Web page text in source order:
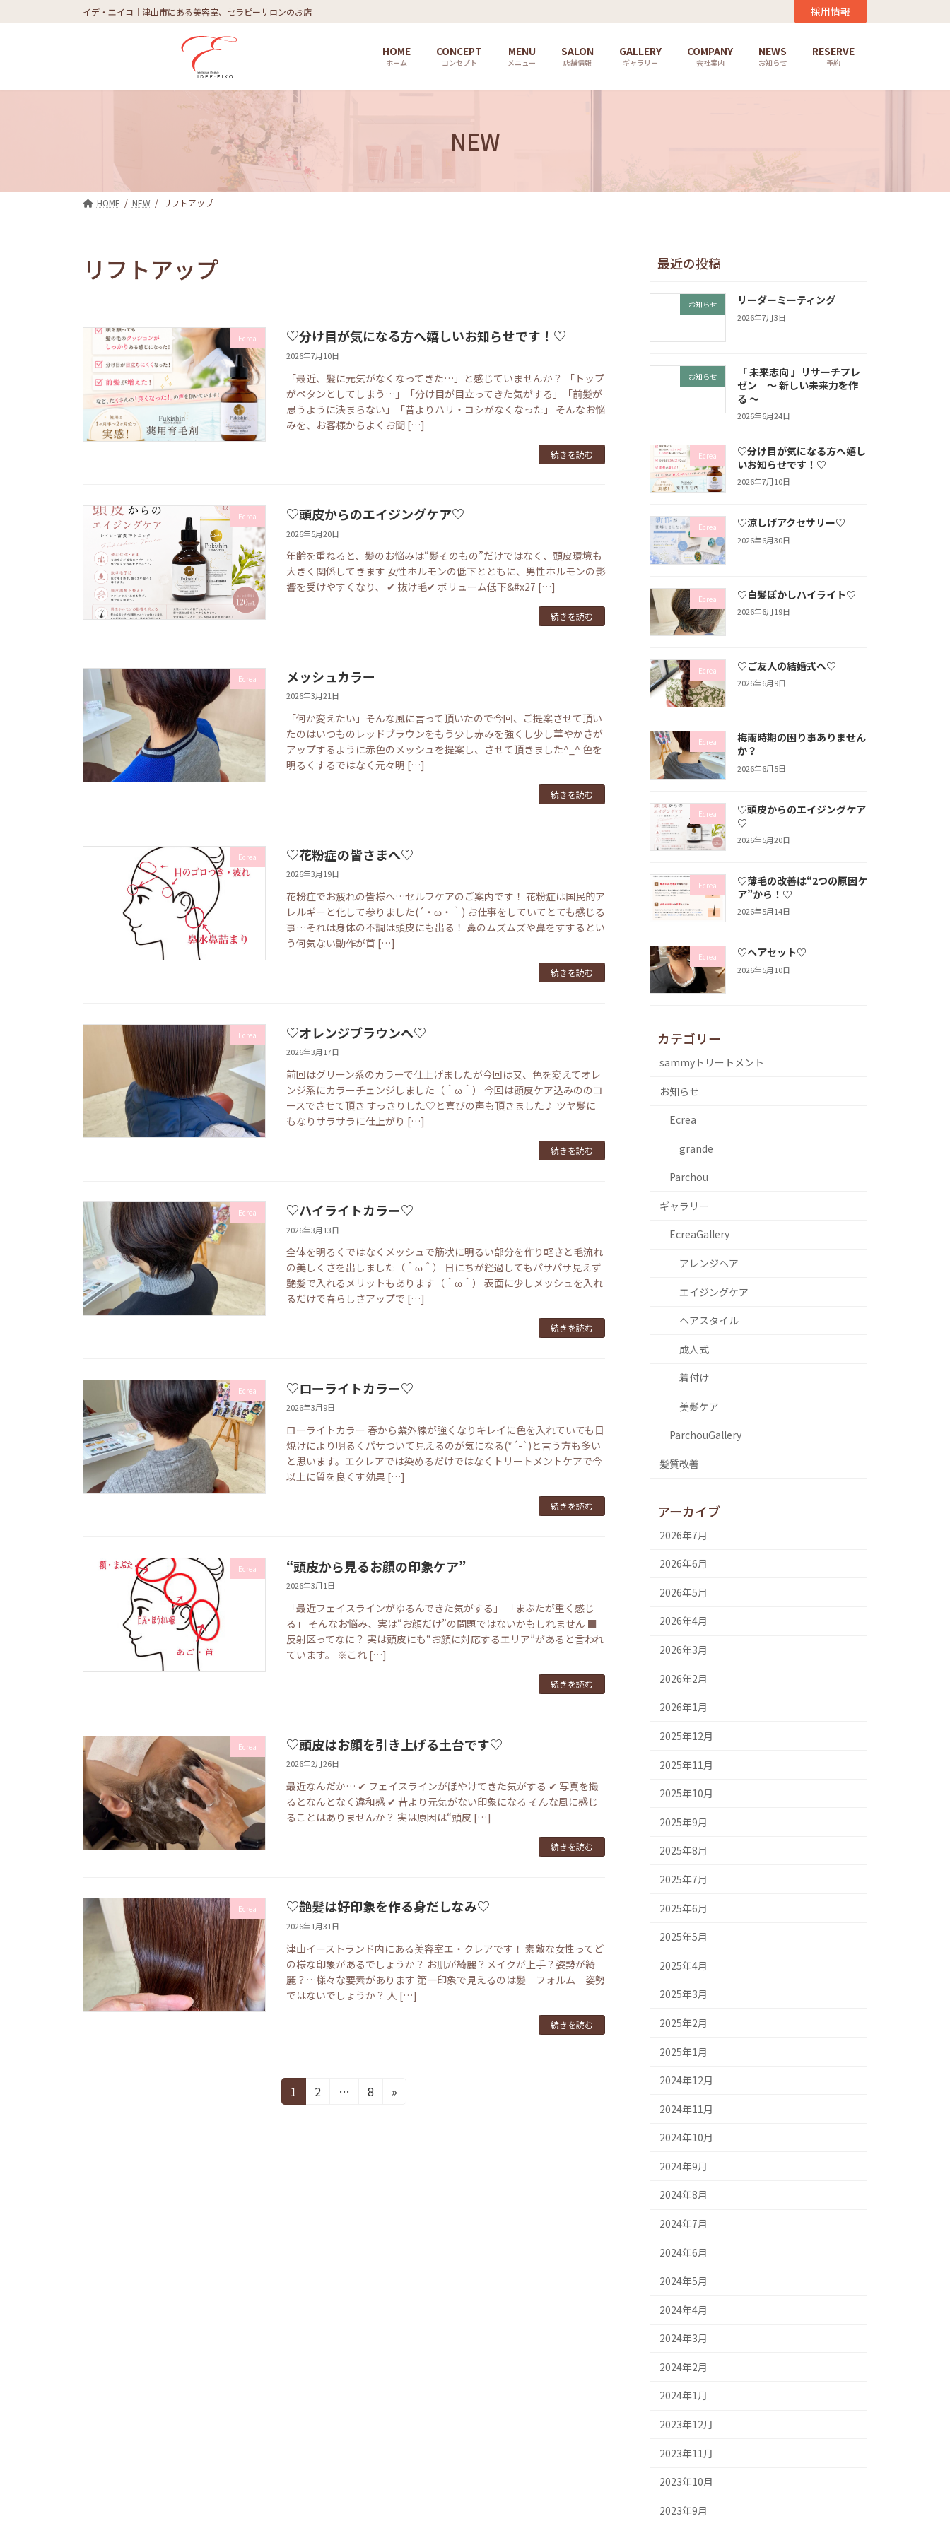
ン
へ
ビ
ョ
イデ・エイコ｜津山市にある美容室、セラピーサロンのお店 採用情報
HOME
ホーム
CONCEPT
コンセプト
MENU
メニュー
SALON
店舗情報
GALLERY
ギャラリー
COMPANY
会社案内
NEWS
お知らせ
RESERVE
予約
NEW
HOME NEW リフトアップ
リフトアップ
Ecrea ♡分け目が気になる方へ嬉しいお知らせです！♡
2026年7月10日
「最近、髪に元気がなくなってきた…」と感じていませんか？ 「トップ
がペタンとしてしまう…」「分け目が目立ってきた気がする」「前髪が
思うように決まらない」「昔よりハリ・コシがなくなった」 そんなお悩
みを、お客様からよくお聞 […]
続きを読む
Ecrea ♡頭皮からのエイジングケア♡
2026年5月20日
年齢を重ねると、髪のお悩みは“髪そのもの”だけではなく、頭皮環境も
大きく関係してきます 女性ホルモンの低下とともに、男性ホルモンの影
響を受けやすくなり、 ✔ 抜け毛✔ ボリューム低下&#x27 […]
続きを読む
Ecrea メッシュカラー
2026年3月21日
「何か変えたい」そんな風に言って頂いたので今回、ご提案させて頂い
たのはいつものレッドブラウンをもう少し赤みを強くし少し華やかさが
アップするように赤色のメッシュを提案し、させて頂きました^_^ 色を
明るくするではなく元々明 […]
続きを読む
Ecrea ♡花粉症の皆さまへ♡
2026年3月19日
花粉症でお疲れの皆様へ…セルフケアのご案内です！ 花粉症は国民的ア
レルギーと化して参りました(´・ω・｀) お仕事をしていてとても感じる
事…それは身体の不調は頭皮にも出る！ 鼻のムズムズや鼻をすするとい
う何気ない動作が首 […]
続きを読む
Ecrea ♡オレンジブラウンへ♡
2026年3月17日
前回はグリーン系のカラーで仕上げましたが今回は又、色を変えてオレ
ンジ系にカラーチェンジしました（＾ω＾） 今回は頭皮ケア込みののコ
ースでさせて頂き すっきりした♡と喜びの声も頂きました♪ ツヤ髪に
もなりサラサラに仕上がり […]
続きを読む
Ecrea ♡ハイライトカラー♡
2026年3月13日
全体を明るくではなくメッシュで筋状に明るい部分を作り軽さと毛流れ
の美しくさを出しました（＾ω＾） 日にちが経過してもパサパサ見えず
艶髪で入れるメリットもあります（＾ω＾） 表面に少しメッシュを入れ
るだけで春らしさアップで […]
続きを読む
Ecrea ♡ローライトカラー♡
2026年3月9日
ローライトカラー 春から紫外線が強くなりキレイに色を入れていても日
焼けにより明るくパサついて見えるのが気になる(*´-`)と言う方も多い
と思います。エクレアでは染めるだけではなくトリートメントケアで今
以上に質を良くす効果 […]
続きを読む
Ecrea “頭皮から見るお顔の印象ケア”
2026年3月1日
「最近フェイスラインがゆるんできた気がする」 「まぶたが重く感じ
る」 そんなお悩み、実は“お顔だけ”の問題ではないかもしれません ■
反射区ってなに？ 実は頭皮にも“お顔に対応するエリア”があると言われ
ています。 ※これ […]
続きを読む
Ecrea ♡頭皮はお顔を引き上げる土台です♡
2026年2月26日
最近なんだか… ✔ フェイスラインがぼやけてきた気がする ✔ 写真を撮
るとなんとなく違和感 ✔ 昔より元気がない印象になる そんな風に感じ
ることはありませんか？ 実は原因は“頭皮 […]
続きを読む
Ecrea ♡艶髪は好印象を作る身だしなみ♡
2026年1月31日
津山イーストランド内にある美容室エ・クレアです！ 素敵な女性ってど
の様な印象があるでしょうか？ お肌が綺麗？メイクが上手？姿勢が綺
麗？…様々な要素があります 第一印象で見えるのは髪 フォルム 姿勢
ではないでしょうか？ 人 […]
続きを読む
固
定
1
固
2 …
固
8 »
最近の投稿
お知らせ リーダーミーティング
2026年7月3日
お知らせ
「 未来志向 」リサーチプレ
ゼン ～ 新しい未来力を作
る ～
2026年6月24日
Ecrea
♡分け目が気になる方へ嬉し
いお知らせです！♡
2026年7月10日
Ecrea ♡涼しげアクセサリー♡
2026年6月30日
Ecrea ♡白髪ぼかしハイライト♡
2026年6月19日
Ecrea ♡ご友人の結婚式へ♡
2026年6月9日
Ecrea
梅雨時期の困り事ありません
か？
2026年6月5日
Ecrea
♡頭皮からのエイジングケア
♡
2026年5月20日
Ecrea
♡薄毛の改善は“2つの原因ケ
ア”から！♡
2026年5月14日
Ecrea ♡ヘアセット♡
2026年5月10日
カテゴリー
sammyトリートメント
お知らせ
Ecrea
grande
Parchou
ギャラリー
EcreaGallery
アレンジヘア
エイジングケア
ヘアスタイル
成人式
着付け
美髪ケア
ParchouGallery
髪質改善
アーカイブ
2026年7月
2026年6月
2026年5月
2026年4月
2026年3月
2026年2月
2026年1月
2025年12月
2025年11月
2025年10月
2025年9月
2025年8月
2025年7月
2025年6月
2025年5月
2025年4月
2025年3月
2025年2月
2025年1月
2024年12月
2024年11月
2024年10月
2024年9月
2024年8月
2024年7月
2024年6月
2024年5月
2024年4月
2024年3月
2024年2月
2024年1月
2023年12月
2023年11月
2023年10月
2023年9月